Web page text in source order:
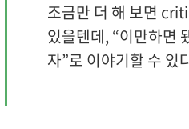
조금만 더 해 보면
있을텐데, “이만하면
자”로 이야기할 수 있